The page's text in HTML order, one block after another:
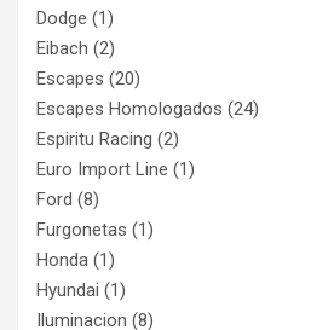
Dodge (1)
Eibach (2)
Escapes (20)
Escapes Homologados (24)
Espiritu Racing (2)
Euro Import Line (1)
Ford (8)
Furgonetas (1)
Honda (1)
Hyundai (1)
Iluminacion (8)